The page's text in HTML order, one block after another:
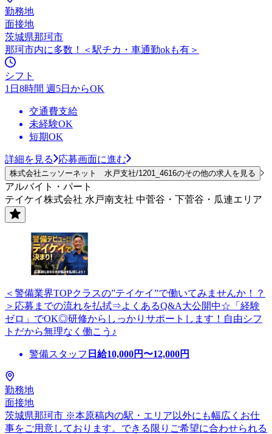
勤務地
面接地
茨城県那珂市
那珂市内に多数！＜駅チカ・車通勤okも有＞
シフト
1日8時間 週5日からOK
交通費支給
未経験OK
短期OK
詳細を見る 応募画面に進む
株式会社ニッソーネット 水戸支社/1201_4616のその他の求人を見る
アルバイト・パート
テイケイ株式会社 水戸南支社 中菅谷・下菅谷・瓜連エリア
＜警備業界TOPクラスの”テイケイ”で働いてみませんか！？
＞応募までの流れを払拭⇒よくあるQ&A大公開中☆「経験
ゼロ」でOK◎研修からしっかりサポートします！自由シフ
トだから無理なく働こう♪
警備スタッフ 日給10,000円〜12,000円
勤務地
面接地
茨城県那珂市 ※本原稿内の駅・エリア以外にも幅広くお仕
事をご用意しております。できる限りご希望に合わせられる